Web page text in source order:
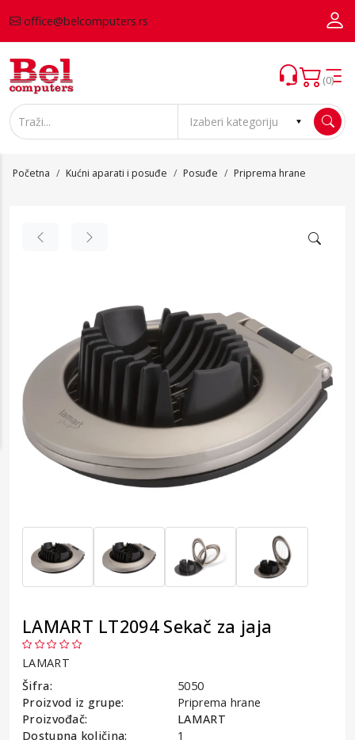
office@belcomputers.rs
(0)
Početna Kućni aparati i posuđe Posuđe Priprema hrane
LAMART LT2094 Sekač za jaja
LAMART
Šifra:
5050
Proizvod iz grupe:
Priprema hrane
Proizvođač:
LAMART
Dostupna količina:
1